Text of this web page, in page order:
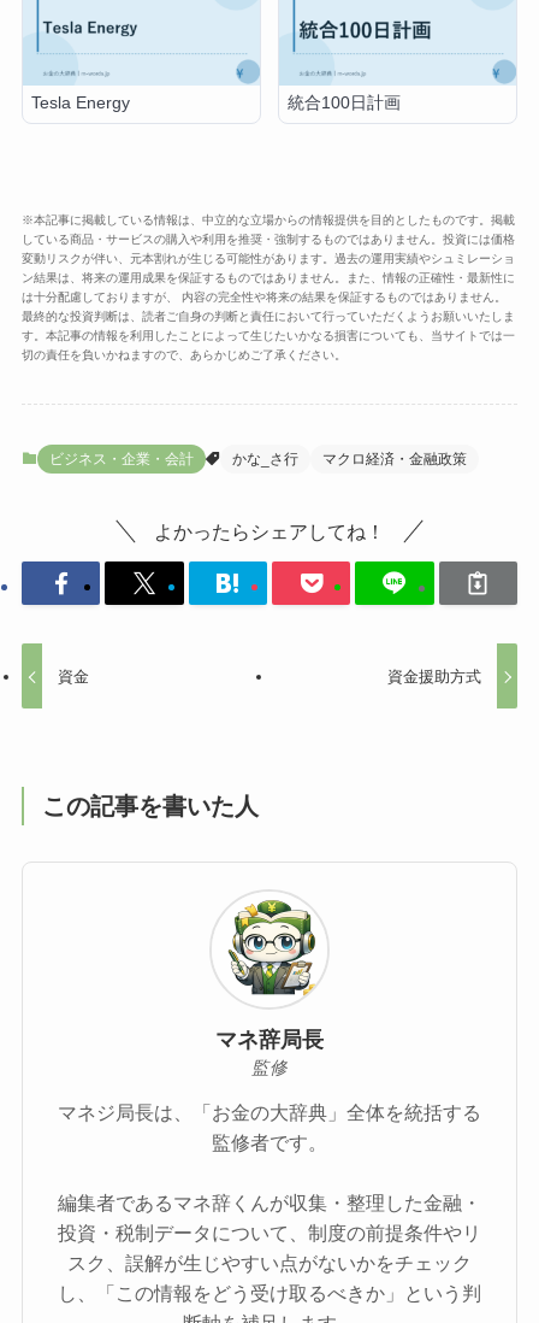
Tesla Energy 統合100日計画
※本記事に掲載している情報は、中立的な立場からの情報提供を目的としたものです。掲載
している商品・サービスの購入や利用を推奨・強制するものではありません。投資には価格
変動リスクが伴い、元本割れが生じる可能性があります。過去の運用実績やシュミレーショ
ン結果は、将来の運用成果を保証するものではありません。また、情報の正確性・最新性に
は十分配慮しておりますが、 内容の完全性や将来の結果を保証するものではありません。
最終的な投資判断は、読者ご自身の判断と責任において行っていただくようお願いいたしま
す。本記事の情報を利用したことによって生じたいかなる損害についても、当サイトでは一
切の責任を負いかねますので、あらかじめご了承ください。
ビジネス・企業・会計 かな_さ行 マクロ経済・金融政策
よかったらシェアしてね！
資金 資金援助方式
この記事を書いた人
マネ辞局長
監修
マネジ局長は、「お金の大辞典」全体を統括する
監修者です。
編集者であるマネ辞くんが収集・整理した金融・
投資・税制データについて、制度の前提条件やリ
スク、誤解が生じやすい点がないかをチェック
し、「この情報をどう受け取るべきか」という判